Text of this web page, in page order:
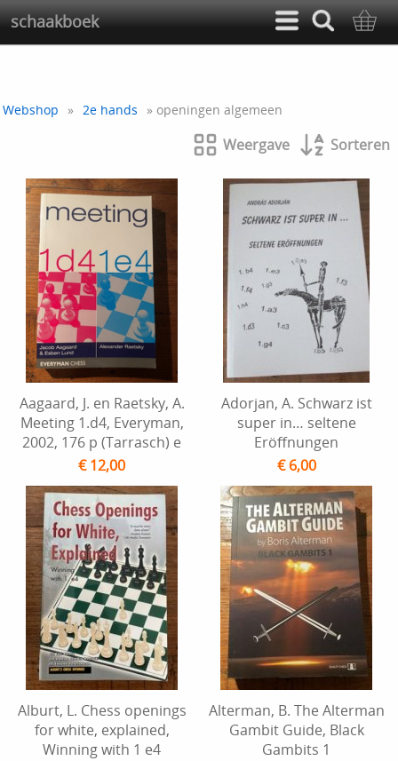
schaakboek
Webshop » 2e hands » openingen algemeen
Weergave Sorteren
Aagaard, J. en Raetsky, A.
Meeting 1.d4, Everyman,
2002, 176 p (Tarrasch) e
€ 12,00
Adorjan, A. Schwarz ist
super in… seltene
Eröffnungen
€ 6,00
Alburt, L. Chess openings
for white, explained,
Winning with 1 e4
Alterman, B. The Alterman
Gambit Guide, Black
Gambits 1